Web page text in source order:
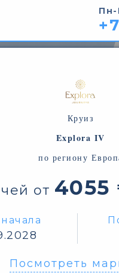
Пн-
Круиз
Explora IV
по региону
от 4055
Посмотреть